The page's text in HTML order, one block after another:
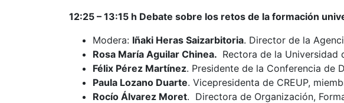
12:25 – 13:15 h Debate sobre los retos de la formación
Modera: Iñaki Heras Saizarbitoria. Director de la
Rosa María Aguilar Chinea. Rectora de la Universidad
Félix Pérez Martínez. Presidente de la Conferencia de
Paula Lozano Duarte. Vicepresidenta de CREUP,
Rocío Álvarez Moret. Directora de Organización,